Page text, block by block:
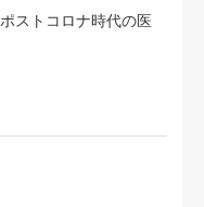
ポストコロナ時代の医